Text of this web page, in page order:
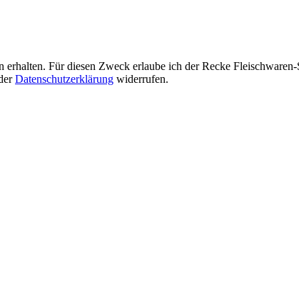
Für diesen Zweck erlaube ich der Recke
Datenschutzerklärung widerrufen.